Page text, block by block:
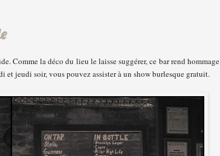
Comme la déco du lieu le laisse suggérer, ce bar rend hommage
et jeudi soir, vous pouvez assister à un show burlesque gratuit.